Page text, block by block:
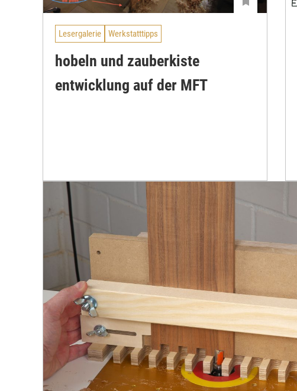
Lesergalerie Werkstatttipps
hobeln und zauberkiste
entwicklung auf der MFT